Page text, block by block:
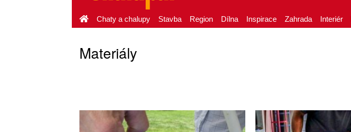
Chaty a chalupy Stavba Region Dílna Inspirace Zahrada Interiér
Materiály